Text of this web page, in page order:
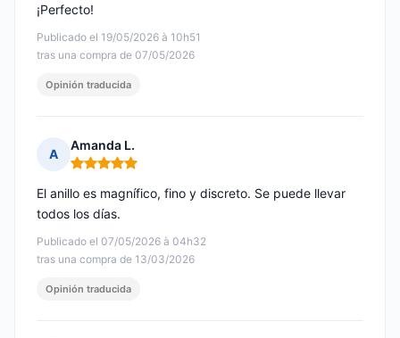
Publicado el 19/05/2026 à 10h51
tras una compra de 07/05/2026
¡Perfecto!
Opinión traducida
A
Amanda L.
Nota: 5 de 5
Publicado el 07/05/2026 à 04h32
tras una compra de 13/03/2026
El anillo es magnífico, fino y discreto. Se puede llevar
todos los días.
Opinión traducida